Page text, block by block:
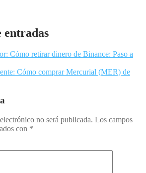
entradas
Cómo retirar dinero de Binance: Paso a
Cómo comprar Mercurial (MER) de
no será publicada. Los campos
con *